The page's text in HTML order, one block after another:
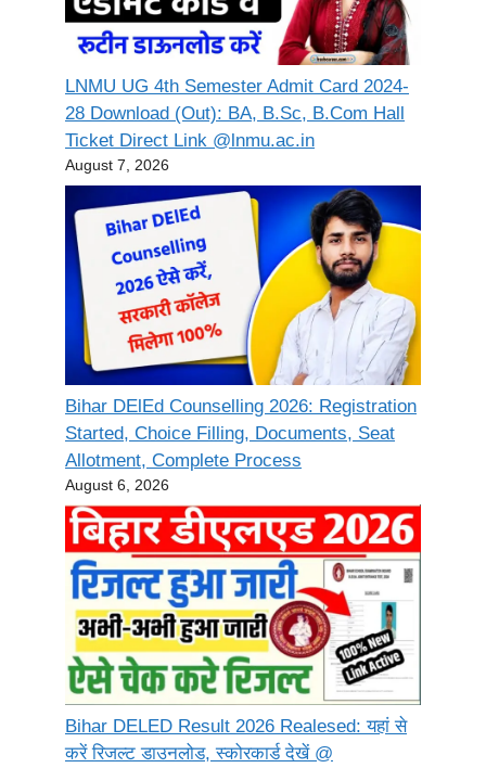
LNMU UG 4th Semester Admit Card 2024-
28 Download (Out): BA, B.Sc, B.Com Hall
Ticket Direct Link @lnmu.ac.in
August 7, 2026
Bihar DElEd Counselling 2026: Registration
Started, Choice Filling, Documents, Seat
Allotment, Complete Process
August 6, 2026
Bihar DELED Result 2026 Realesed: यहां से
करें रिजल्ट डाउनलोड, स्कोरकार्ड देखें @